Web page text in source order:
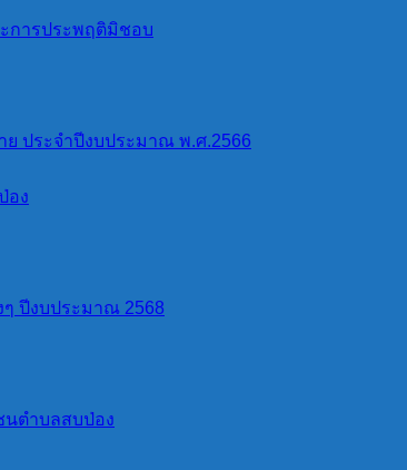
ะการประพฤติมิชอบ
ประจำปีงบประมาณ พ.ศ.2566
อง
ๆ ปีงบประมาณ 2568
ตำบลสบป่อง